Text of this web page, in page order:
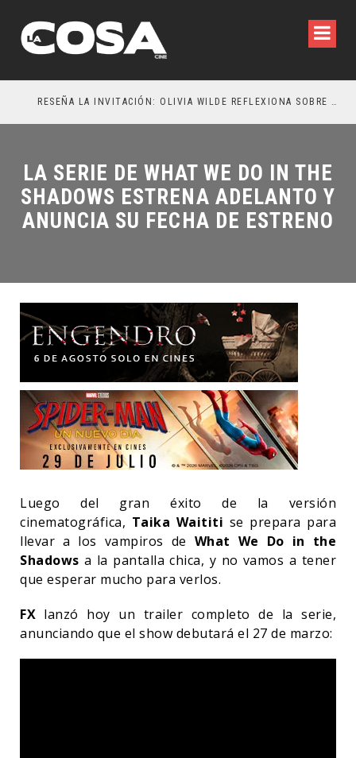
RESEÑA LA INVITACIÓN: OLIVIA WILDE REFLEXIONA SOBRE LA VIDA CONYUGAL
LA SERIE DE WHAT WE DO IN THE
SHADOWS ESTRENA ADELANTO Y
ANUNCIA SU FECHA DE ESTRENO
Luego del gran éxito de la versión
cinematográfica, Taika Waititi se prepara para
llevar a los vampiros de What We Do in the
Shadows a la pantalla chica, y no vamos a tener
que esperar mucho para verlos.
FX lanzó hoy un trailer completo de la serie,
anunciando que el show debutará el 27 de marzo: